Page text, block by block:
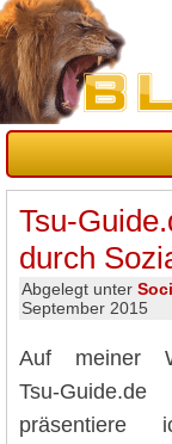
Tsu-
durch
Abgelegt unter
September 2015
Auf meiner
Tsu-Guide.de
präsentiere